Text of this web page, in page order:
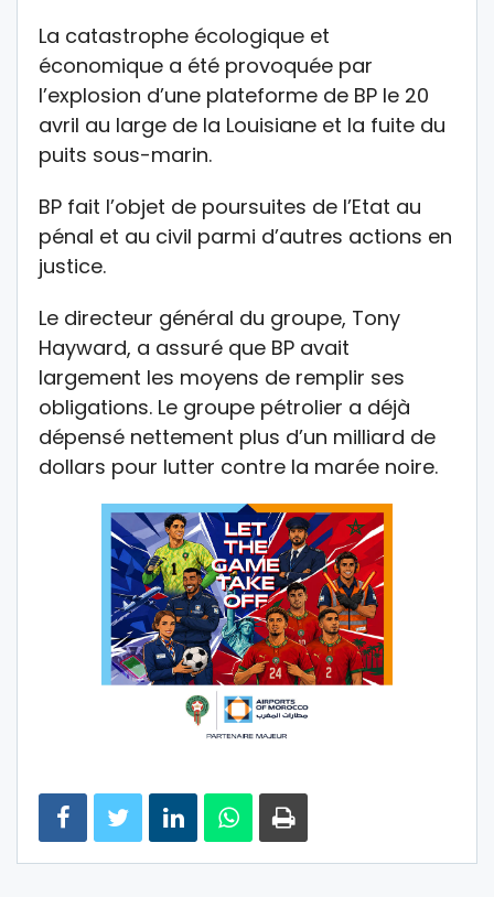
La catastrophe écologique et
économique a été provoquée par
l’explosion d’une plateforme de BP le 20
avril au large de la Louisiane et la fuite du
puits sous-marin.
BP fait l’objet de poursuites de l’Etat au
pénal et au civil parmi d’autres actions en
justice.
Le directeur général du groupe, Tony
Hayward, a assuré que BP avait
largement les moyens de remplir ses
obligations. Le groupe pétrolier a déjà
dépensé nettement plus d’un milliard de
dollars pour lutter contre la marée noire.